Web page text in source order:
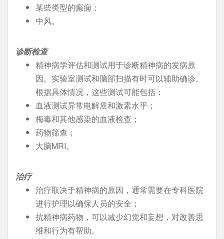
某些类型的癫痫；
中风。
诊断检查
精神病学评估和测试用于诊断精神病的发病原
因。实验室测试和脑部扫描有时可以辅助确诊。
根据具体情况，这些测试可能包括：
血液测试异常电解质和激素水平；
梅毒和其他感染的血液检查；
药物筛查；
大脑MRI。
治疗
治疗取决于精神病的原因，通常需要在专科医院
进行护理以确保人员的安全；
抗精神病药物，可以减少幻觉和妄想，对改善思
维和行为有帮助。